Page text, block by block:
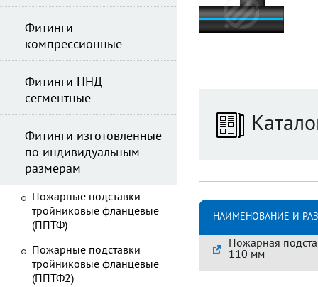
НАИМЕНОВАНИЕ И
Пожарная
110 мм
Фитинги
компрессионные
Фитинги ПНД
сегментные
Фитинги изготовленные
по индивидуальным
размерам
Пожарные подставки
тройниковые фланцевые
(ППТФ)
Пожарные подставки
тройниковые фланцевые
(ППТФ2)